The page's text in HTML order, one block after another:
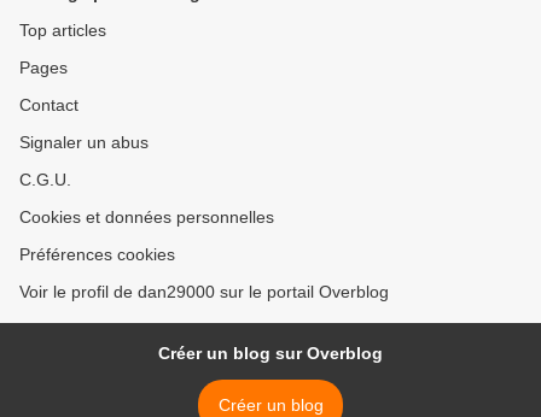
Top articles
Pages
Contact
Signaler un abus
C.G.U.
Cookies et données personnelles
Préférences cookies
Voir le profil de dan29000 sur le portail Overblog
Créer un blog sur Overblog
Créer un blog